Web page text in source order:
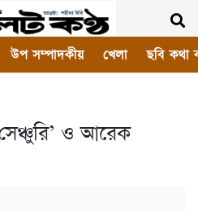
উপ সম্পাদকীয় খেলা ছবি কথা
ও আরেক